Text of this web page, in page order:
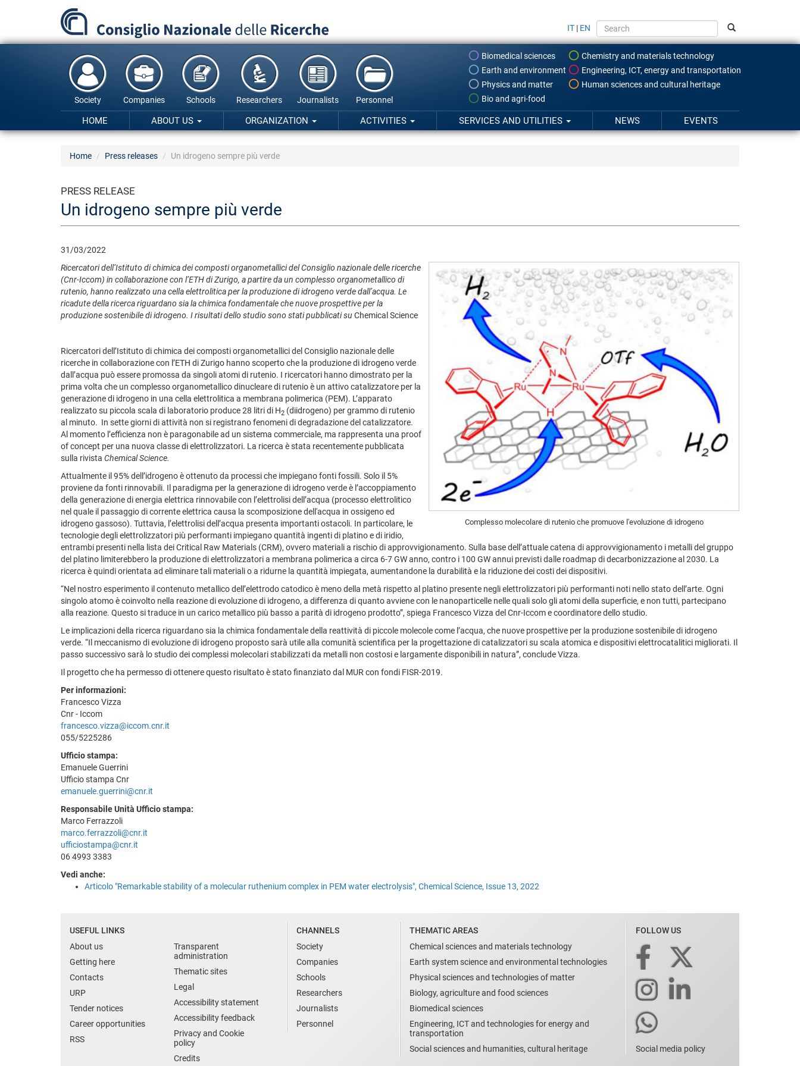
content
IT | EN
Biomedical sciences
Chemistry and materials technology
Earth and environment
Engineering, ICT, energy and transportation
Physics and matter
Human sciences and cultural heritage
Bio and agri-food
Society Companies Schools Researchers Journalists Personnel
HOME ABOUT US ORGANIZATION ACTIVITIES SERVICES AND UTILITIES NEWS EVENTS
Home Press releases Un idrogeno sempre più verde
PRESS RELEASE
Un idrogeno sempre più verde
31/03/2022
Complesso molecolare di rutenio che promuove l'evoluzione di idrogeno
Ricercatori dell’Istituto di chimica dei composti organometallici del Consiglio nazionale delle ricerche
(Cnr-Iccom) in collaborazione con l’ETH di Zurigo, a partire da un complesso organometallico di
rutenio, hanno realizzato una cella elettrolitica per la produzione di idrogeno verde dall’acqua. Le
ricadute della ricerca riguardano sia la chimica fondamentale che nuove prospettive per la
produzione sostenibile di idrogeno. I risultati dello studio sono stati pubblicati suChemical Science
Ricercatori dell’Istituto di chimica dei composti organometallici del Consiglio nazionale delle
ricerche in collaborazione con l’ETH di Zurigo hanno scoperto che la produzione di idrogeno verde
dall’acqua può essere promossa da singoli atomi di rutenio. I ricercatori hanno dimostrato per la
prima volta che un complesso organometallico dinucleare di rutenio è un attivo catalizzatore per la
generazione di idrogeno in una cella elettrolitica a membrana polimerica (PEM). L’apparato
realizzato su piccola scala di laboratorio produce 28 litri di H2 (diidrogeno) per grammo di rutenio
al minuto. In sette giorni di attività non si registrano fenomeni di degradazione del catalizzatore.
Al momento l’efficienza non è paragonabile ad un sistema commerciale, ma rappresenta una proof
of concept per una nuova classe di elettrolizzatori. La ricerca è stata recentemente pubblicata
sulla rivista Chemical Science.
Attualmente il 95% dell’idrogeno è ottenuto da processi che impiegano fonti fossili. Solo il 5%
proviene da fonti rinnovabili. Il paradigma per la generazione di idrogeno verde è l’accoppiamento
della generazione di energia elettrica rinnovabile con l’elettrolisi dell’acqua (processo elettrolitico
nel quale il passaggio di corrente elettrica causa la scomposizione dell'acqua in ossigeno ed
idrogeno gassoso). Tuttavia, l’elettrolisi dell’acqua presenta importanti ostacoli. In particolare, le
tecnologie degli elettrolizzatori più performanti impiegano quantità ingenti di platino e di iridio,
entrambi presenti nella lista dei Critical Raw Materials (CRM), ovvero materiali a rischio di approvvigionamento. Sulla base dell’attuale catena di approvvigionamento i metalli del gruppo
del platino limiterebbero la produzione di elettrolizzatori a membrana polimerica a circa 6-7 GW anno, contro i 100 GW annui previsti dalle roadmap di decarbonizzazione al 2030. La
ricerca è quindi orientata ad eliminare tali materiali o a ridurne la quantità impiegata, aumentandone la durabilità e la riduzione dei costi dei dispositivi.
“Nel nostro esperimento il contenuto metallico dell’elettrodo catodico è meno della metà rispetto al platino presente negli elettrolizzatori più performanti noti nello stato dell’arte. Ogni
singolo atomo è coinvolto nella reazione di evoluzione di idrogeno, a differenza di quanto avviene con le nanoparticelle nelle quali solo gli atomi della superficie, e non tutti, partecipano
alla reazione. Questo si traduce in un carico metallico più basso a parità di idrogeno prodotto”, spiega Francesco Vizza del Cnr-Iccom e coordinatore dello studio.
Le implicazioni della ricerca riguardano sia la chimica fondamentale della reattività di piccole molecole come l’acqua, che nuove prospettive per la produzione sostenibile di idrogeno
verde. “Il meccanismo di evoluzione di idrogeno proposto sarà utile alla comunità scientifica per la progettazione di catalizzatori su scala atomica e dispositivi elettrocatalitici migliorati. Il
passo successivo sarà lo studio dei complessi molecolari stabilizzati da metalli non costosi e largamente disponibili in natura”, conclude Vizza.
Il progetto che ha permesso di ottenere questo risultato è stato finanziato dal MUR con fondi FISR-2019.
Per informazioni:
Francesco Vizza
Cnr - Iccom
francesco.vizza@iccom.cnr.it
055/5225286
Ufficio stampa:
Emanuele Guerrini
Ufficio stampa Cnr
emanuele.guerrini@cnr.it
Responsabile Unità Ufficio stampa:
Marco Ferrazzoli
marco.ferrazzoli@cnr.it
ufficiostampa@cnr.it
06 4993 3383
Vedi anche:
Articolo "Remarkable stability of a molecular ruthenium complex in PEM water electrolysis", Chemical Science, Issue 13, 2022
USEFUL LINKS
About us
Getting here
Contacts
URP
Tender notices
Career opportunities
RSS
Transparent
administration
Thematic sites
Legal
Accessibility statement
Accessibility feedback
Privacy and Cookie
policy
Credits
CHANNELS
Society
Companies
Schools
Researchers
Journalists
Personnel
THEMATIC AREAS
Chemical sciences and materials technology
Earth system science and environmental technologies
Physical sciences and technologies of matter
Biology, agriculture and food sciences
Biomedical sciences
Engineering, ICT and technologies for energy and
transportation
Social sciences and humanities, cultural heritage
FOLLOW US
Social media policy